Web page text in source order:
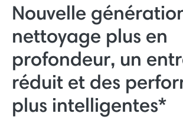
Nouvelle
nettoyage plus en
profondeur, un
réduit et des
plus intelligentes*